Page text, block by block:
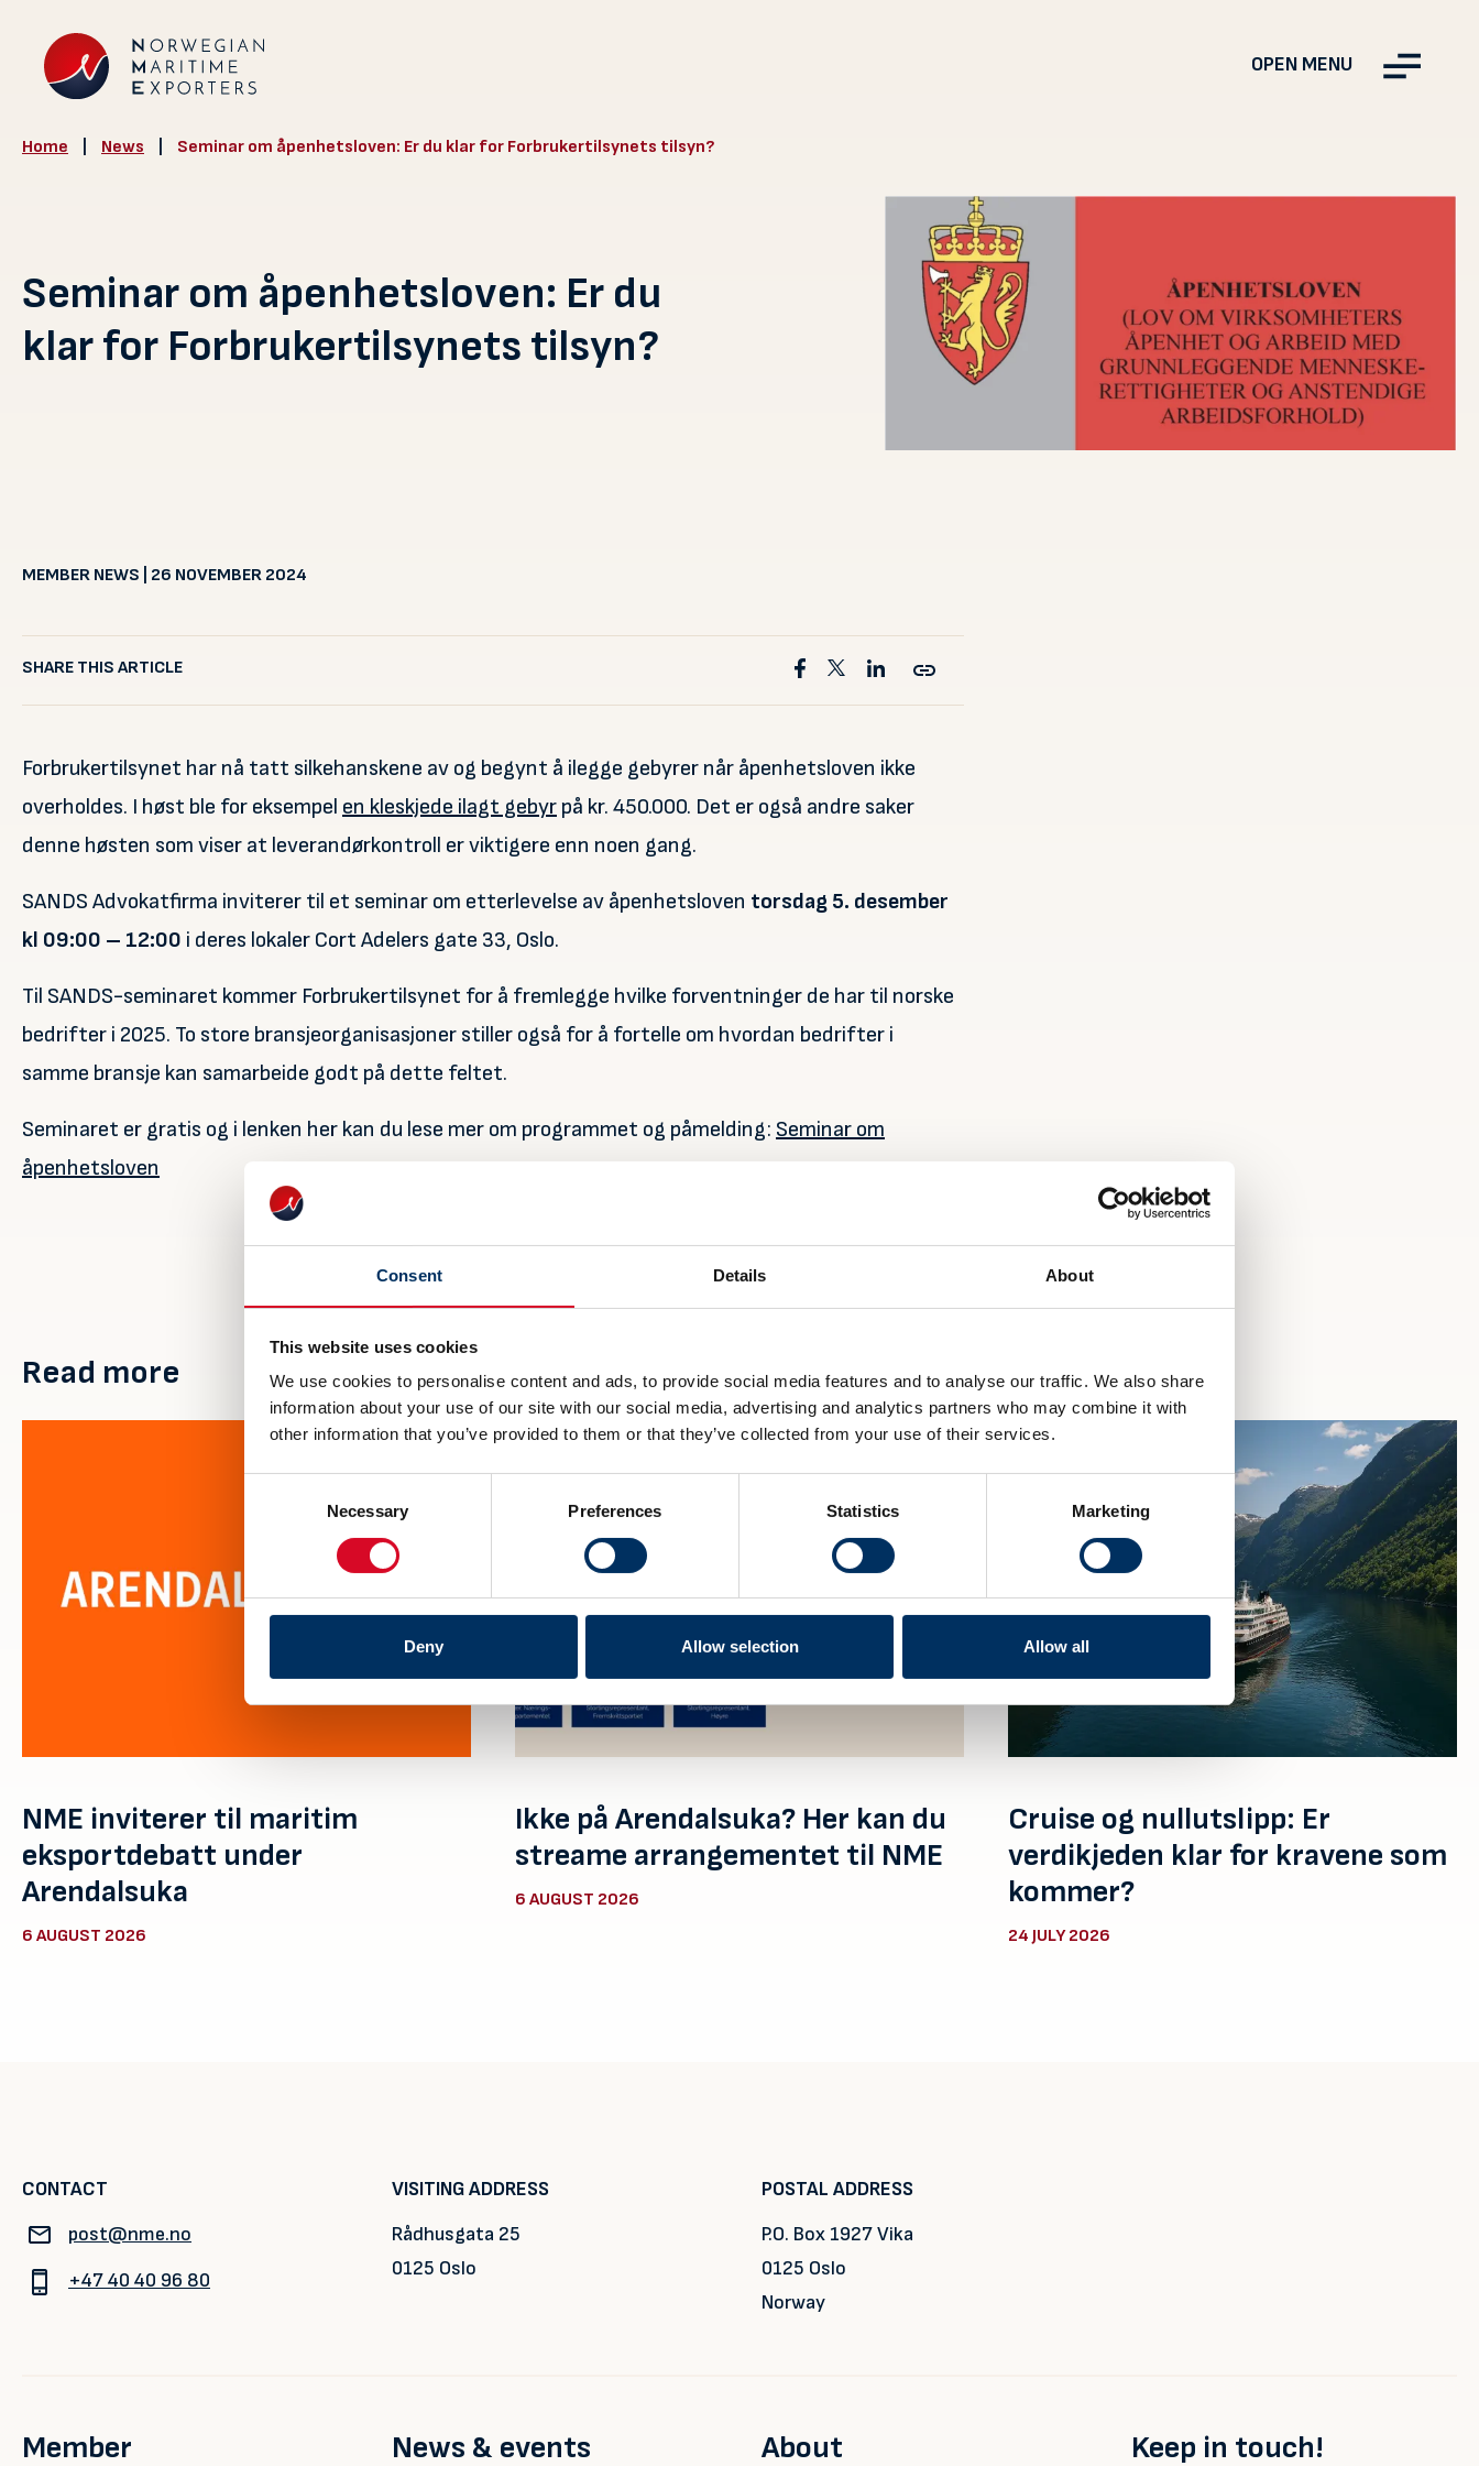
Consent Details About
This website uses cookies
We use cookies to personalise content and ads, to provide social media features and to analyse our traffic. We also share
information about your use of our site with our social media, advertising and analytics partners who may combine it with
other information that you’ve provided to them or that they’ve collected from your use of their services.
Necessary Preferences Statistics Marketing
Deny Allow selection Allow all
OPEN MENU
Home News Seminar om åpenhetsloven: Er du klar for Forbrukertilsynets tilsyn?
Seminar om åpenhetsloven: Er du
klar for Forbrukertilsynets tilsyn?
MEMBER NEWS | 26 NOVEMBER 2024
SHARE THIS ARTICLE
Forbrukertilsynet har nå tatt silkehanskene av og begynt å ilegge gebyrer når åpenhetsloven ikke
overholdes. I høst ble for eksempel en kleskjede ilagt gebyrpå kr. 450.000. Det er også andre saker
denne høsten som viser at leverandørkontroll er viktigere enn noen gang.
SANDS Advokatfirma inviterer til et seminar om etterlevelse av åpenhetsloven torsdag 5. desember
kl 09:00 – 12:00 i deres lokaler Cort Adelers gate 33, Oslo.
Til SANDS-seminaret kommer Forbrukertilsynet for å fremlegge hvilke forventninger de har til norske
bedrifter i 2025. To store bransjeorganisasjoner stiller også for å fortelle om hvordan bedrifter i
samme bransje kan samarbeide godt på dette feltet.
Seminaret er gratis og i lenken her kan du lese mer om programmet og påmelding: Seminar om
åpenhetsloven
Read more
NME inviterer til maritim
eksportdebatt under
Arendalsuka
6 AUGUST 2026
Ikke på Arendalsuka? Her kan du
streame arrangementet til NME
6 AUGUST 2026
Cruise og nullutslipp: Er
verdikjeden klar for kravene som
kommer?
24 JULY 2026
CONTACT
post@nme.no
+47 40 40 96 80
VISITING ADDRESS
Rådhusgata 25
0125 Oslo
POSTAL ADDRESS
P.O. Box 1927 Vika
0125 Oslo
Norway
Member News & events About Keep in touch!